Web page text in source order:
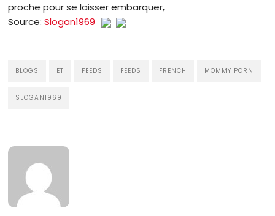
proche pour se laisser embarquer,
Source:Slogan1969
BLOGS ET FEEDS FEEDS FRENCH MOMMY PORN
SLOGAN1969